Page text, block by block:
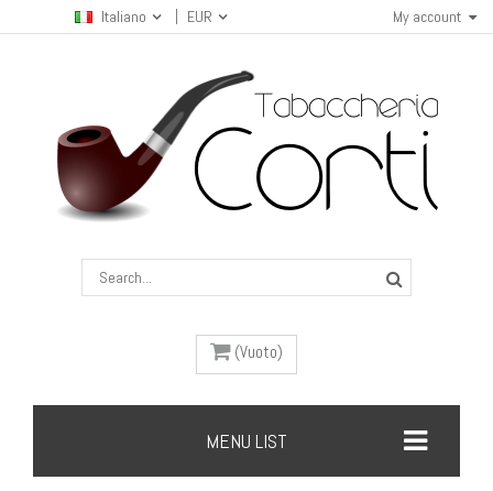
My account
Italiano EUR
(Vuoto)
MENU LIST